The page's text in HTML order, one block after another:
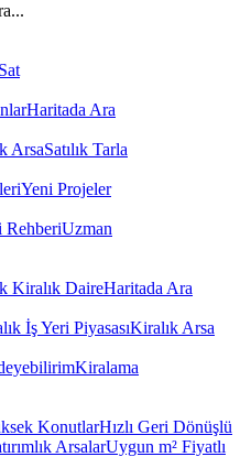
Haritada Ara
ArsaSatılık Tarla
Yeni Projeler
Uzman
Kiralık DaireHaritada Ara
İş Yeri PiyasasıKiralık Arsa
Kiralama
KonutlarHızlı Geri Dönüşlü
ArsalarUygun m² Fiyatlı